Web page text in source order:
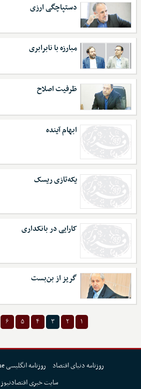
دستپاچگی ارزی
مبارزه با نابرابری
ظرفیت اصلاح
ابهام آینده
یکه‌تازی ریسک
کارایی در بانکداری
گریز از بن‌بست
۱ ۲ ۳ ۴ ۵ ۶
روزنامه دنیای اقتصاد
روزنامه انگلیسی Financial Tribune
سایت خبری اقتصادنیوز